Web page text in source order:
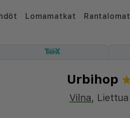
Lomamatkat Rantalomat
Urbihop
Vilna, Liettua